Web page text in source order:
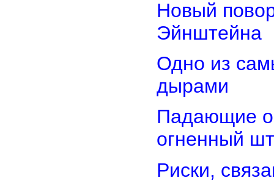
Новый
Эйнштейна
Одно из
дырами
Падающие
огненный
Риски,